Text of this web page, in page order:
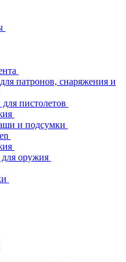
патронов, снаряжения и
пистолетов
и подсумки
оружия